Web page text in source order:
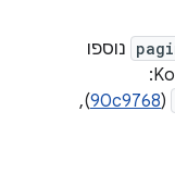
נוספו
(
90c9768
),